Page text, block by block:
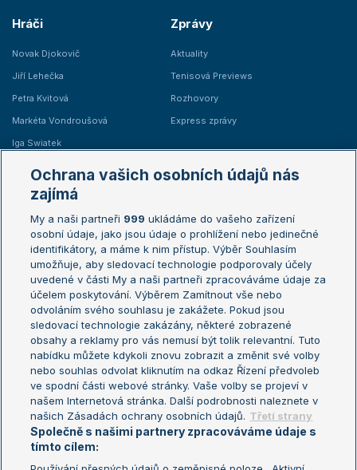
Hráči
Novak Djokovič
Jiří Lehečka
Petra Kvitová
Markéta Vondroušová
Iga Swiatek
Zprávy
Aktuality
Tenisová Previews
Rozhovory
Express zprávy
Žebříčky
Žebříček ATP (muži)
Žebříček WTA (ženy)
Sázkařský žebříček
Australian Open
French Open
Wimbledon
US Open
Turnaj mistrů
Turnaj mistryň
Aktualní trendy
Fotbalové přestupy
Livesport Daily
LS Prague Open
Ochrana vašich osobních údajů nás
zajímá
My a naši partneři 999 ukládáme do vašeho zařízení
osobní údaje, jako jsou údaje o prohlížení nebo jedinečné
identifikátory, a máme k nim přístup. Výběr Souhlasím
umožňuje, aby sledovací technologie podporovaly účely
uvedené v části My a naši partneři zpracováváme údaje za
účelem poskytování. Výběrem Zamítnout vše nebo
odvoláním svého souhlasu je zakážete. Pokud jsou
sledovací technologie zakázány, některé zobrazené
obsahy a reklamy pro vás nemusí být tolik relevantní. Tuto
nabídku můžete kdykoli znovu zobrazit a změnit své volby
nebo souhlas odvolat kliknutím na odkaz Řízení předvoleb
ve spodní části webové stránky. Vaše volby se projeví v
našem Internetová stránka. Další podrobnosti naleznete v
našich Zásadách ochrany osobních údajů. Třetí strany
Společně s našimi partnery zpracováváme údaje s
tímto cílem: